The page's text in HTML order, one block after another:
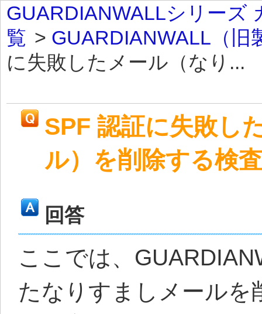
GUARDIANWALLシリーズ
覧 > GUARDIANWALL（旧
に失敗したメール（なり...
SPF 認証に失敗し
ル）を削除する検
回答
ここでは、
たなりすましメールを